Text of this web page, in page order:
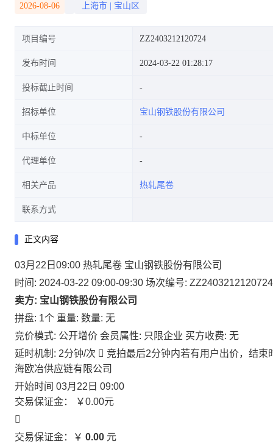
2026-08-06 上海市 宝山区
项目编号 ZZ2403212120724
发布时间 2024-03-22 01:28:17
投标截止时间
招标单位 宝山钢铁股份有限公司
中标单位
代理单位
相关产品 热轧尾卷
联系方式
正文内容
03月22日09:00 热轧尾卷 宝山钢铁股份有限公司
时间: 2024-03-22 09:00-09:30 场次编号: ZZ2403212120724
卖方: 宝山钢铁股份有限公司
拼盘: 1个 重量: 数量: 无
竞价模式: 公开增价 会员属性: 只限企业 买方收费: 无
延时机制: 2分钟/次  竞拍最后2分钟内若有用户出价，结
海欧冶供应链有限公司
开始时间 03月22日 09:00
交易保证金：
￥0.00元

交易保证金：￥ 0.00 元